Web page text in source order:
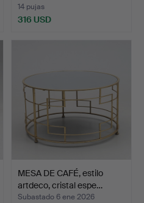
14 pujas
316 USD
MESA DE CAFÉ, estilo
artdeco, cristal espe…
Subastado 6 ene 2026